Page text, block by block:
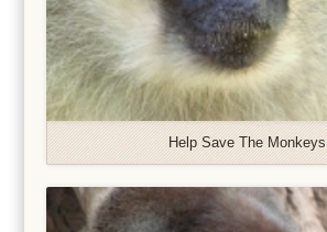
Help Save The Monkeys